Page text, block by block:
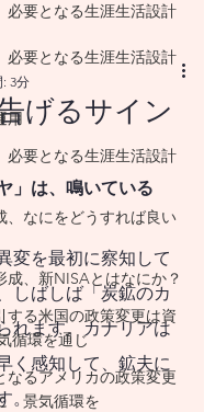
恩恵を家
ライフス
まりで
暮らし方
るために
合わせた
が発生し
的に発生
あれば、
て背負っ
必要となる生涯生活設計
用
必要となる生涯生活設計
、なにをどうすれば良い
成、新NISAとはなにか？
する米国の政策変更は資
循環を通じ
なるアメリカの政策変更
景気循環を
必要となる生涯生活設計
げるサイン
3分
」は、鳴いている
変を最初に察知して
しばしば「炭鉱のカ
れます。カナリアは
く感知して、鉱夫に
。